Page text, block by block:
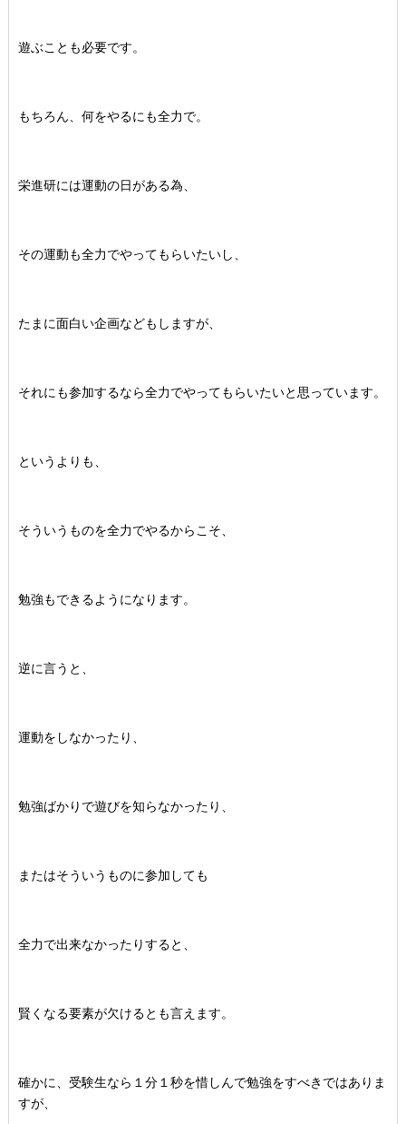
遊ぶことも必要です。
もちろん、何をやるにも全力で。
栄進研には運動の日がある為、
その運動も全力でやってもらいたいし、
たまに面白い企画などもしますが、
それにも参加するなら全力でやってもらいたいと思っています。
というよりも、
そういうものを全力でやるからこそ、
勉強もできるようになります。
逆に言うと、
運動をしなかったり、
勉強ばかりで遊びを知らなかったり、
またはそういうものに参加しても
全力で出来なかったりすると、
賢くなる要素が欠けるとも言えます。
確かに、受験生なら１分１秒を惜しんで勉強をすべきではありま
すが、